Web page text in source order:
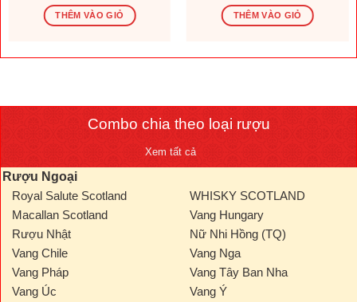
là:
1.569.600 ₫.
THÊM VÀO GIỎ
là:
276.000 ₫.
THÊM VÀO GIỎ
Combo chia theo loại rượu
Xem tất cả
Rượu Ngoại
Royal Salute Scotland
WHISKY SCOTLAND
Macallan Scotland
Vang Hungary
Rượu Nhật
Nữ Nhi Hồng (TQ)
Vang Chile
Vang Nga
Vang Pháp
Vang Tây Ban Nha
Vang Úc
Vang Ý